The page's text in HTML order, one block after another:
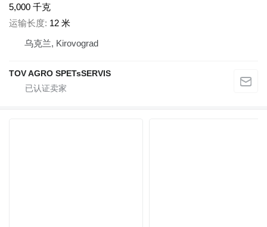
5,000 千克
运输长度 12 米
乌克兰, Kirovograd
TOV AGRO SPETsSERVIS